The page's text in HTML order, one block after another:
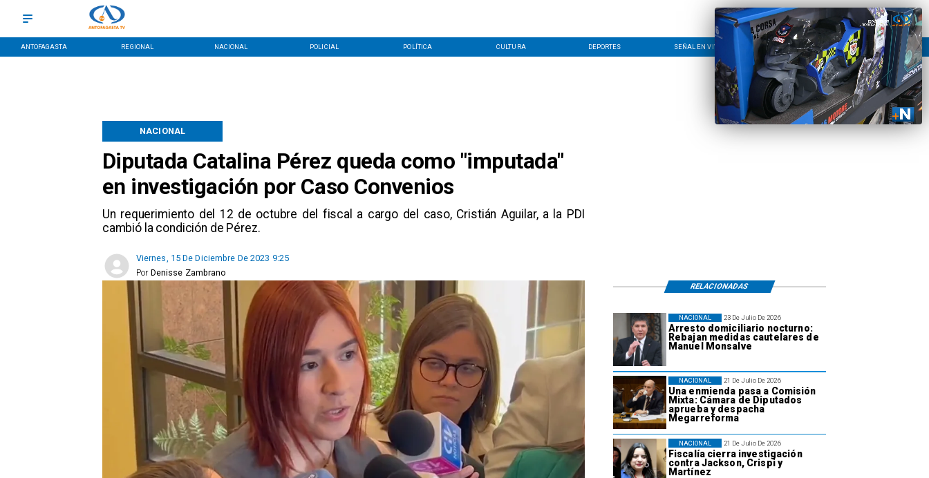
ANTOFAGASTA REGIONAL NACIONAL POLICIAL POLÍTICA CULTURA DEPORTES SEÑAL EN VIVO CONTACTO LÍNEA EDITORIAL
Diputada Catalina Pérez queda como "imputada"
en investigación por Caso Convenios
Un requerimiento del 12 de octubre del fiscal a cargo del caso, Cristián Aguilar, a la PDI
cambió la condición de Pérez.
NACIONAL
Viernes, 15 De Diciembre De 2023 9:25
Denisse Zambrano
Por
23 De Julio De 2026
Arresto domiciliario nocturno:
Rebajan medidas cautelares de
Manuel Monsalve
NACIONAL
21 De Julio De 2026
Una enmienda pasa a Comisión
Mixta: Cámara de Diputados
aprueba y despacha
Megarreforma
NACIONAL
21 De Julio De 2026
Fiscalía cierra investigación
contra Jackson, Crispi y
Martínez
NACIONAL
RELACIONADAS